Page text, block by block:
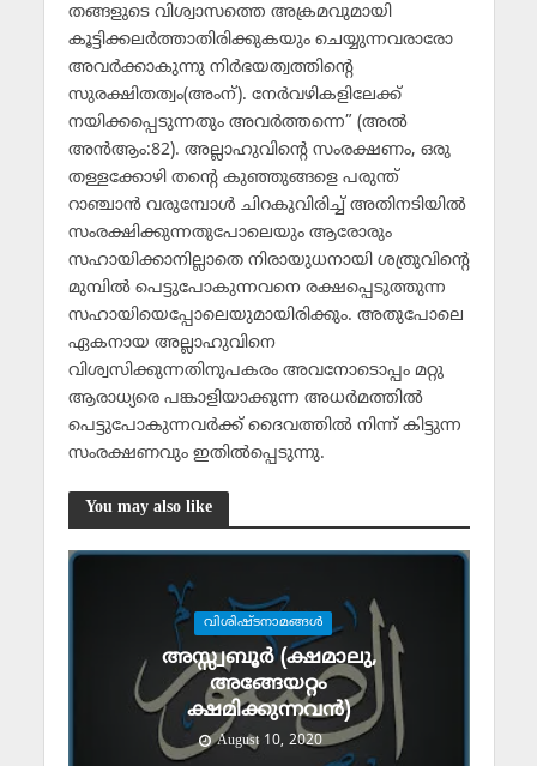
തങ്ങളുടെ വിശ്വാസത്തെ അക്രമവുമായി
കൂട്ടിക്കലര്‍ത്താതിരിക്കുകയും ചെയ്യുന്നവരാരോ
അവര്‍ക്കാകുന്നു നിര്‍ഭയത്വത്തിന്റെ
സുരക്ഷിതത്വം(അംന്). നേര്‍വഴികളിലേക്ക്
നയിക്കപ്പെടുന്നതും അവര്‍ത്തന്നെ” (അല്‍
അന്‍ആം:82). അല്ലാഹുവിന്റെ സംരക്ഷണം, ഒരു
തള്ളക്കോഴി തന്റെ കുഞ്ഞുങ്ങളെ പരുന്ത്
റാഞ്ചാന്‍ വരുമ്പോള്‍ ചിറകുവിരിച്ച് അതിനടിയില്‍
സംരക്ഷിക്കുന്നതുപോലെയും ആരോരും
സഹായിക്കാനില്ലാതെ നിരായുധനായി ശത്രുവിന്റെ
മുമ്പില്‍ പെട്ടുപോകുന്നവനെ രക്ഷപ്പെടുത്തുന്ന
സഹായിയെപ്പോലെയുമായിരിക്കും. അതുപോലെ
ഏകനായ അല്ലാഹുവിനെ
വിശ്വസിക്കുന്നതിനുപകരം അവനോടൊപ്പം മറ്റു
ആരാധ്യരെ പങ്കാളിയാക്കുന്ന അധര്‍മത്തില്‍
പെട്ടുപോകുന്നവര്‍ക്ക് ദൈവത്തില്‍ നിന്ന് കിട്ടുന്ന
സംരക്ഷണവും ഇതില്‍പ്പെടുന്നു.
You may also like
വിശിഷ്ടനാമങ്ങള്‍
അസ്സ്വബൂര്‍ (ക്ഷമാലു,
അങ്ങേയറ്റം
ക്ഷമിക്കുന്നവന്‍)
August 10, 2020